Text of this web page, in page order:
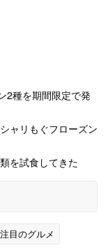
2種を期間限定で発
ャリもぐフローズン
を試食してきた
目のグルメ